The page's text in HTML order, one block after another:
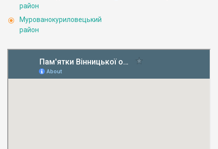
район
Мурованокуриловецький
район